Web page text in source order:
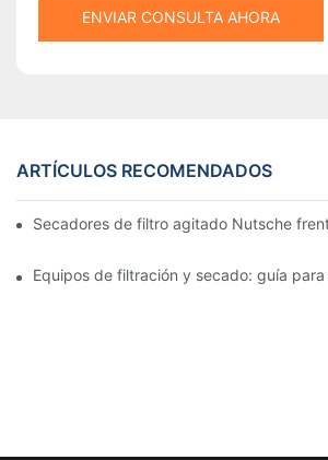
ENVIAR CONSULTA AHORA
ARTÍCULOS RECOMENDADOS
Secadores de filtro agitado Nutsche
Equipos de filtración y secado: guía